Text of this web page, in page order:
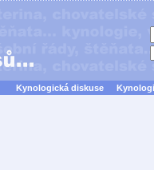
Kynologická diskuse